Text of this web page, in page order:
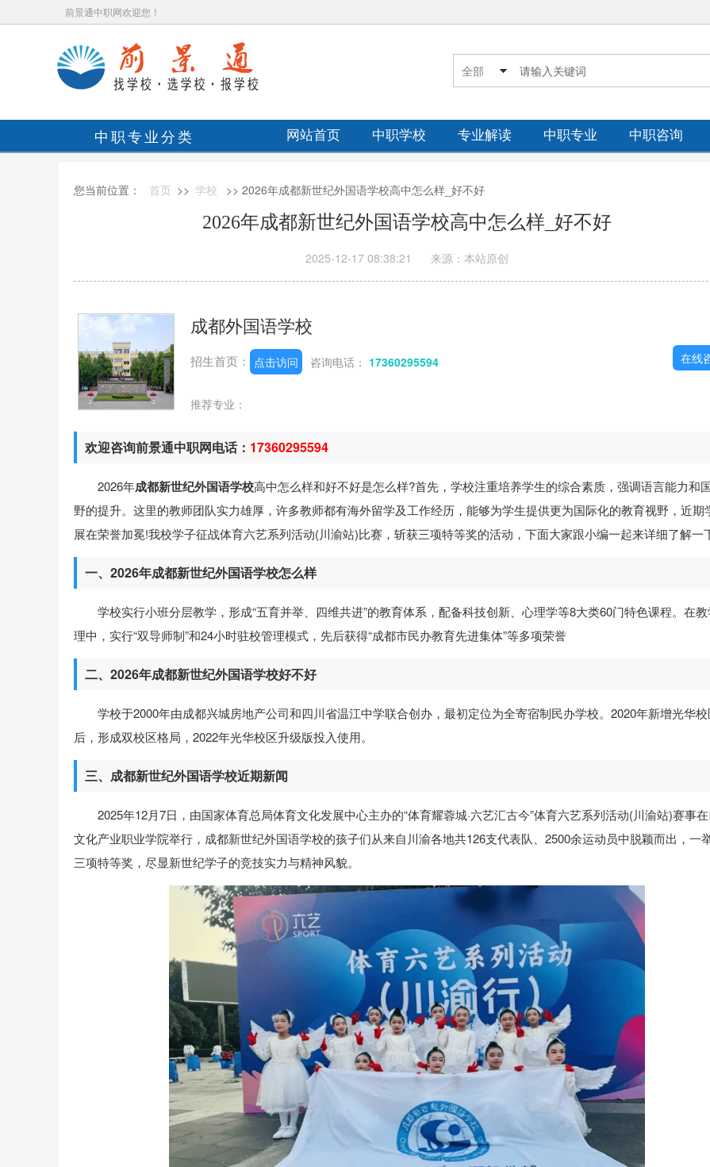
前景通中职网欢迎您！
中职专业分类 网站首页 中职学校 专业解读 中职专业 中职咨询
您当前位置： 首页 >> 学校 >> 2026年成都新世纪外国语学校高中怎么样_好不好
2026年成都新世纪外国语学校高中怎么样_好不好
2025-12-17 08:38:21 来源：本站原创
成都外国语学校
招生首页： 点击访问 咨询电话： 17360295594
推荐专业：
在线
欢迎咨询前景通中职网电话： 17360295594
2026年成都新世纪外国语学校高中怎么样和好不好是怎么样?首先，学校注重培养学生的综合素质，强调语言能力和
野的提升。这里的教师团队实力雄厚，许多教师都有海外留学及工作经历，能够为学生提供更为国际化的教育视野，近期
展在荣誉加冕!我校学子征战体育六艺系列活动(川渝站)比赛，斩获三项特等奖的活动，下面大家跟小编一起来详细了解一
一、2026年成都新世纪外国语学校怎么样
学校实行小班分层教学，形成“五育并举、四维共进”的教育体系，配备科技创新、心理学等8大类60门特色课程。在
理中，实行“双导师制”和24小时驻校管理模式，先后获得“成都市民办教育先进集体”等多项荣誉
二、2026年成都新世纪外国语学校好不好
学校于2000年由成都兴城房地产公司和四川省温江中学联合创办，最初定位为全寄宿制民办学校。2020年新增光华校
后，形成双校区格局，2022年光华校区升级版投入使用。
三、成都新世纪外国语学校近期新闻
2025年12月7日，由国家体育总局体育文化发展中心主办的“体育耀蓉城·六艺汇古今”体育六艺系列活动(川渝站)赛事
文化产业职业学院举行，成都新世纪外国语学校的孩子们从来自川渝各地共126支代表队、2500余运动员中脱颖而出，一
三项特等奖，尽显新世纪学子的竞技实力与精神风貌。